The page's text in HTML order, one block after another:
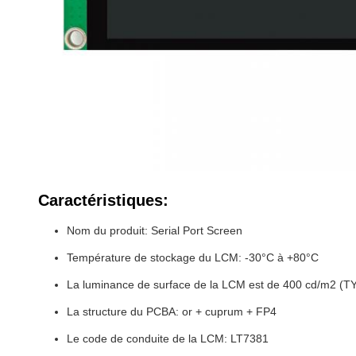
Caractéristiques:
Nom du produit: Serial Port Screen
Température de stockage du LCM: -30°C à +80°C
La luminance de surface de la LCM est de 400 cd/m2
La structure du PCBA: or + cuprum + FP4
Le code de conduite de la LCM: LT7381